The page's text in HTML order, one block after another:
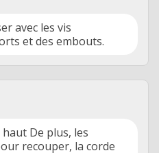
avec les vis
et des embouts.
les
recouper, la corde